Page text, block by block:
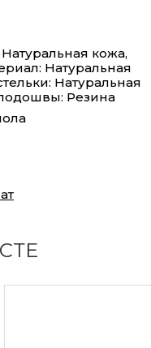
кожа,
Натуральная
Натуральная
Резина